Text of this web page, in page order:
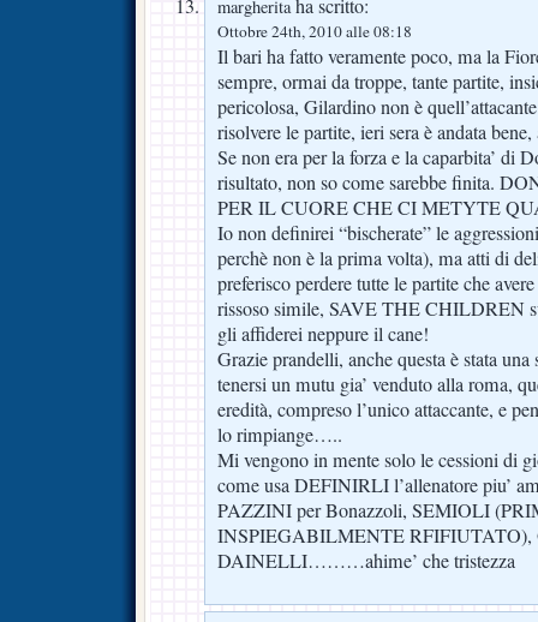
margheritaha scritto:
Ottobre 24th, 2010 alle 08:18
Il bari ha fatto veramente poco, ma la
sempre, ormai da troppe, tante partite,
pericolosa, Gilardino non è
risolvere le partite, ieri sera è andata
Se non era per la forza e la caparbita’ di
risultato, non so come sarebbe finita.
PER IL CUORE CHE CI METYTE
Io non definirei “bischerate” le
perchè non è la prima volta), ma atti di
preferisco perdere tutte le partite che
rissoso simile, SAVE THE CHILDREN
gli affiderei neppure il cane!
Grazie prandelli, anche questa è stata
tenersi un mutu gia’ venduto alla roma,
eredità, compreso l’unico attaccante, e
lo rimpiange…..
Mi vengono in mente solo le cessioni di
come usa DEFINIRLI l’allenatore piu’
PAZZINI per Bonazzoli, SEMIOLI
INSPIEGABILMENTE
DAINELLI………ahime’ che tristezza